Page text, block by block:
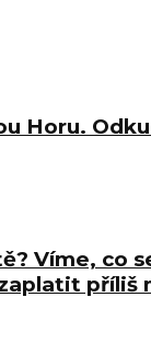
Horu.
Víme, co
příliš